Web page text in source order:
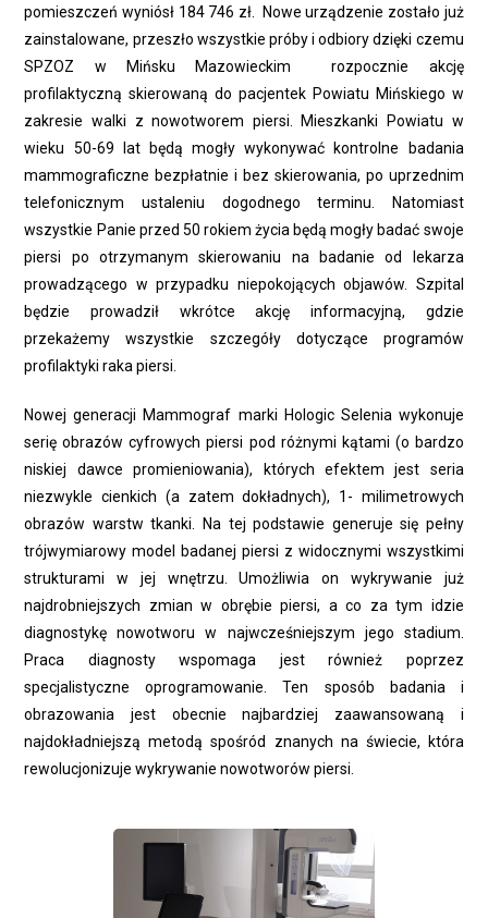
pomieszczeń wyniósł 184 746 zł. Nowe urządzenie zostało już
zainstalowane, przeszło wszystkie próby i odbiory dzięki czemu
SPZOZ w Mińsku Mazowieckim rozpocznie akcję
profilaktyczną skierowaną do pacjentek Powiatu Mińskiego w
zakresie walki z nowotworem piersi. Mieszkanki Powiatu w
wieku 50-69 lat będą mogły wykonywać kontrolne badania
mammograficzne bezpłatnie i bez skierowania, po uprzednim
telefonicznym ustaleniu dogodnego terminu. Natomiast
wszystkie Panie przed 50 rokiem życia będą mogły badać swoje
piersi po otrzymanym skierowaniu na badanie od lekarza
prowadzącego w przypadku niepokojących objawów. Szpital
będzie prowadził wkrótce akcję informacyjną, gdzie
przekażemy wszystkie szczegóły dotyczące programów
profilaktyki raka piersi.
Nowej generacji Mammograf marki Hologic Selenia wykonuje
serię obrazów cyfrowych piersi pod różnymi kątami (o bardzo
niskiej dawce promieniowania), których efektem jest seria
niezwykle cienkich (a zatem dokładnych), 1- milimetrowych
obrazów warstw tkanki. Na tej podstawie generuje się pełny
trójwymiarowy model badanej piersi z widocznymi wszystkimi
strukturami w jej wnętrzu. Umożliwia on wykrywanie już
najdrobniejszych zmian w obrębie piersi, a co za tym idzie
diagnostykę nowotworu w najwcześniejszym jego stadium.
Praca diagnosty wspomaga jest również poprzez
specjalistyczne oprogramowanie. Ten sposób badania i
obrazowania jest obecnie najbardziej zaawansowaną i
najdokładniejszą metodą spośród znanych na świecie, która
rewolucjonizuje wykrywanie nowotworów piersi.